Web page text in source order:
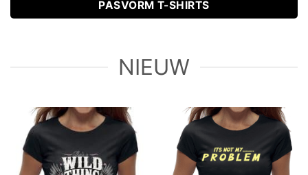
PASVORM T-SHIRTS
NIEUW